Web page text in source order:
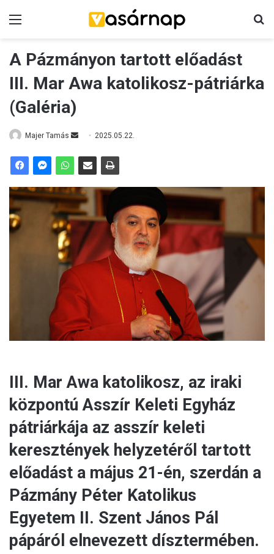
A Pázmányon tartott előadást
III. Mar Awa katolikosz-pátriárka
(Galéria)
Majer Tamás
a
n
e
m
a
i
2025.05.22.
III. Mar Awa katolikosz, az iraki
központú Asszír Keleti Egyház
pátriárkája az asszír keleti
keresztények helyzetéről tartott
előadást a május 21-én, szerdán a
Pázmány Péter Katolikus
Egyetem II. Szent János Pál
pápáról elnevezett dísztermében.